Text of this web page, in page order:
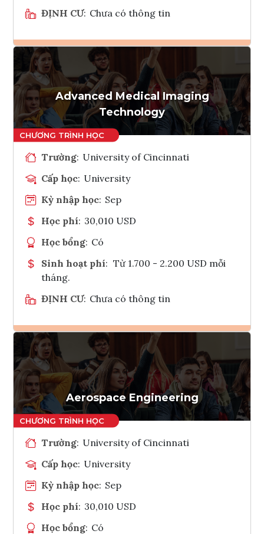
ĐỊNH CƯ: Chưa có thông tin
Ghi danh
Tham vấn Interlink
Advanced Medical Imaging
Technology
Trường: University of Cincinnati
Cấp học: University
Kỳ nhập học: Sep
Học phí: 30,010 USD
Học bổng: Có
Sinh hoạt phí: Từ 1.700 - 2.200 USD mỗi
tháng.
ĐỊNH CƯ: Chưa có thông tin
Ghi danh
Tham vấn Interlink
Aerospace Engineering
Trường: University of Cincinnati
Cấp học: University
Kỳ nhập học: Sep
Học phí: 30,010 USD
Học bổng: Có